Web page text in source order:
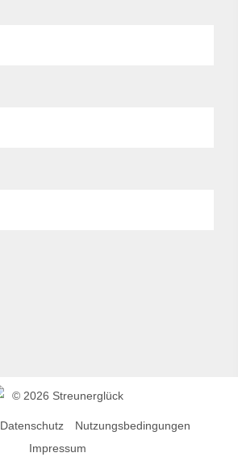
© 2026 Streunerglück
Datenschutz
Nutzungsbedingungen
Impressum